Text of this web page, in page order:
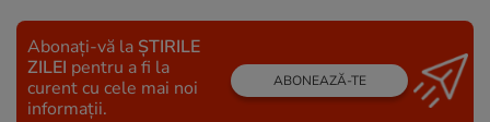
Abonați-vă la ȘTIRILE
ZILEI pentru a fi la
curent cu cele mai noi
informații.
ABONEAZĂ-TE